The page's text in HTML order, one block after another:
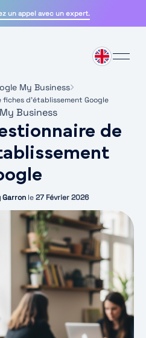
un appel avec un expert.
My Business
d’établissement Google
Business
de
le 27 Février 2026